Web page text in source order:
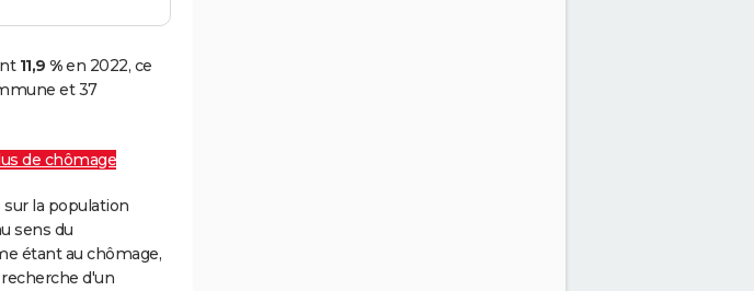
11,9 %en 2022, ce
et 37
de chômage
la population
sens du
étant au chômage,
d'un